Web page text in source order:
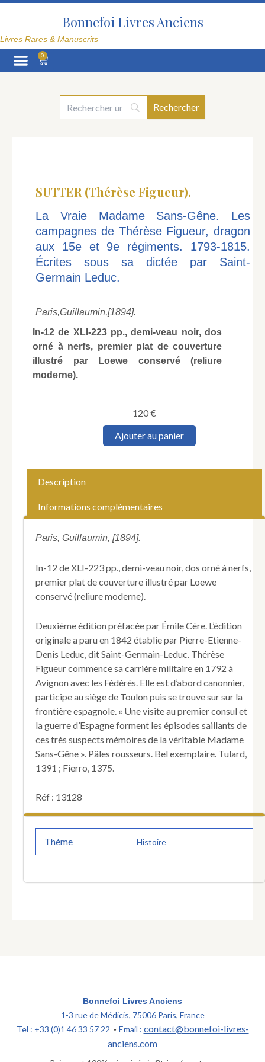
Aller
Bonnefoi Livres Anciens
Livres Rares & Manuscrits
0
Panier
SUTTER (Thérèse Figueur).
La Vraie Madame Sans-Gêne. Les
campagnes de Thérèse Figueur, dragon
aux 15e et 9e régiments. 1793-1815.
Écrites sous sa dictée par Saint-
Germain Leduc.
Paris,Guillaumin,[1894].
In-12 de XLI-223 pp., demi-veau noir, dos
orné à nerfs, premier plat de couverture
illustré par Loewe conservé (reliure
moderne).
120€
quantité
Madame
Gêne.
de
Thérèse
Figueur,
15e
et
9e
régiments.
1793-
Écrites
sous
sa
dictée
par
Germain
Ajouter au panier
Description
Informations complémentaires
Paris, Guillaumin, [1894].
In-12 de XLI-223 pp., demi-veau noir, dos orné à nerfs,
premier plat de couverture illustré par Loewe
conservé (reliure moderne).
Deuxième édition préfacée par Émile Cère. L’édition
originale a paru en 1842 établie par Pierre-Etienne-
Denis Leduc, dit Saint-Germain-Leduc. Thérèse
Figueur commence sa carrière militaire en 1792 à
Avignon avec les Fédérés. Elle est d’abord canonnier,
participe au siège de Toulon puis se trouve sur sur la
frontière espagnole. « Une visite au premier consul et
la guerre d’Espagne forment les épisodes saillants de
ces très suspects mémoires de la véritable Madame
Sans-Gêne ». Pâles rousseurs. Bel exemplaire. Tulard,
1391 ; Fierro, 1375.
Réf : 13128
Thème Histoire
Bonnefoi Livres Anciens
1-3 rue de Médicis, 75006 Paris, France
Tel : +33 (0)1 46 33 57 22 • Email : contact@bonnefoi-livres-
anciens.com